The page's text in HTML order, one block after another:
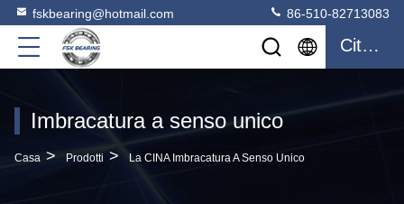
fskbearing@hotmail.com 86-510-82713083
Citazione
Imbracatura a senso unico
Casa > Prodotti > La CINA Imbracatura A Senso Unico